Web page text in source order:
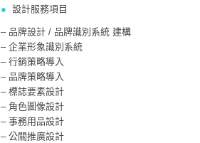
●設計服務項目
– 品牌設計 / 品牌識別系統 建構
– 企業形象識別系統
– 行銷策略導入
– 品牌策略導入
– 標誌要素設計
– 角色圖像設計
– 事務用品設計
– 公關推廣設計